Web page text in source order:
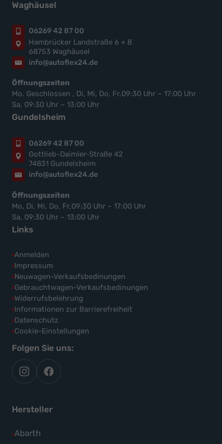
Waghäusel
06269 42 87 00
Hambrücker Landstraße 6 + 8
68753 Waghäusel
info@autoflex24.de
Öffnungszeiten
Mo. Geschlossen , Di, Mi, Do, Fr,09:30 Uhr – 17:00 Uhr
Sa, 09:30 Uhr – 13:00 Uhr
Gundelsheim
06269 42 87 00
Gottlieb-Daimler-Straße 42
74831 Gundelsheim
info@autoflex24.de
Öffnungszeiten
Mo, Di, Mi, Do, Fr,09:30 Uhr – 17:00 Uhr
Sa, 09:30 Uhr – 13:00 Uhr
Links
Anmelden
Impressum
Neuwagen-Verkaufsbedinungen
Gebrauchtwagen-Verkaufsbedinungen
Widerrufsbelehrung
Informationen zur Barrierefreiheit
Datenschutz
Cookie-Einstellungen
Folgen Sie uns:
autoflex
auf
autoflex24
auf
Hersteller
Abarth
Alle